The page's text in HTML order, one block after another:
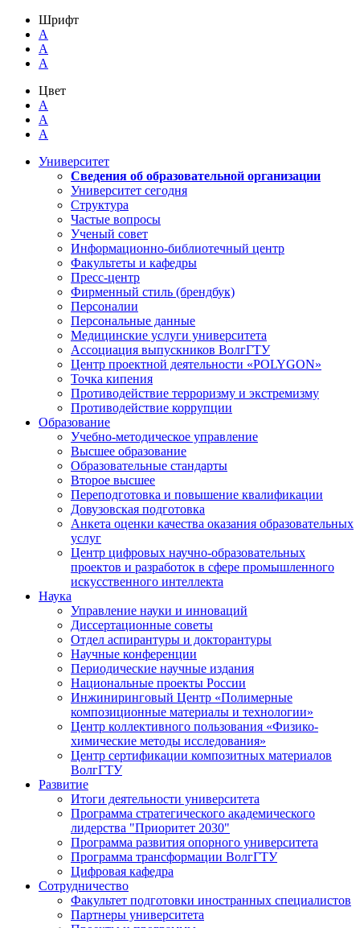
Шрифт
A
A
A
Цвет
A
A
A
Университет
Сведения об образовательной организации
Университет сегодня
Структура
Частые вопросы
Ученый совет
Информационно-библиотечный центр
Факультеты и кафедры
Пресс-центр
Фирменный стиль (брендбук)
Персоналии
Персональные данные
Медицинские услуги университета
Ассоциация выпускников ВолгГТУ
Центр проектной деятельности «POLYGON»
Точка кипения
Противодействие терроризму и экстремизму
Противодействие коррупции
Образование
Учебно-методическое управление
Высшее образование
Образовательные стандарты
Второе высшее
Переподготовка и повышение квалификации
Довузовская подготовка
Анкета оценки качества оказания образовательных
услуг
Центр цифровых научно-образовательных
проектов и разработок в сфере промышленного
искусственного интеллекта
Наука
Управление науки и инноваций
Диссертационные советы
Отдел аспирантуры и докторантуры
Научные конференции
Периодические научные издания
Национальные проекты России
Инжиниринговый Центр «Полимерные
композиционные материалы и технологии»
Центр коллективного пользования «Физико-
химические методы исследования»
Центр сертификации композитных материалов
ВолгГТУ
Развитие
Итоги деятельности университета
Программа стратегического академического
лидерства "Приоритет 2030"
Программа развития опорного университета
Программа трансформации ВолгГТУ
Цифровая кафедра
Сотрудничество
Факультет подготовки иностранных специалистов
Партнеры университета